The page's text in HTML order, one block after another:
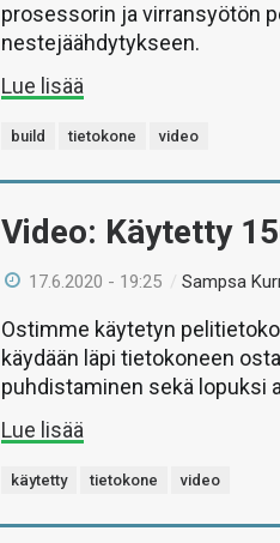
prosessorin ja virransyötön
nestejäähdytykseen.
Lue lisää
build tietokone video
Video: Käytetty
17.6.2020 - 19:25 /Sampsa
Ostimme käytetyn
käydään läpi tietokoneen
puhdistaminen sekä lopuksi
Lue lisää
käytetty tietokone video